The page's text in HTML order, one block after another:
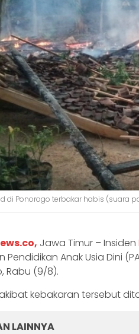
di Ponorogo terbakar habis (suara
Jawa Timur – Insiden
Anak Usia Dini
Rabu (9/8).
kebakaran tersebut
LAINNYA